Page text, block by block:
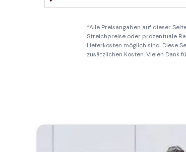
*Alle Preisangaben auf dieser
Streichpreise oder prozentuale
Lieferkosten möglich sind. Diese
zusätzlichen Kosten. Vielen Dank